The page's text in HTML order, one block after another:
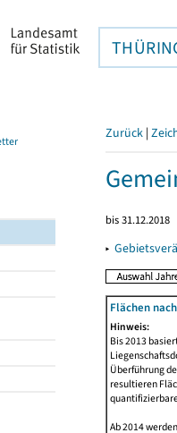
Zurück |
bis 31.12.2018
▸
Flächen
Hinweis:
Bis 2013
Überführung
resultieren
Ab 2014